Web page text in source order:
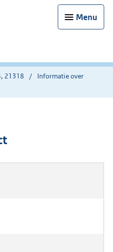
Menu
21318
Informatie over